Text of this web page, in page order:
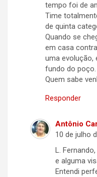
tempo foi de
Time
de quinta
Quando se
em casa
uma evolução,
fundo do poço.
Quem sabe
Responder
Antônio
10 de julho
L.
e alguma
Entendi